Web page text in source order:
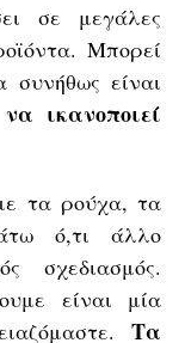
σε μεγάλες
Μπορεί
συνήθως είναι
ικανοποιεί
τα ρούχα, τα
ό,τι άλλο
σχεδιασμός.
είναι μία
Τα